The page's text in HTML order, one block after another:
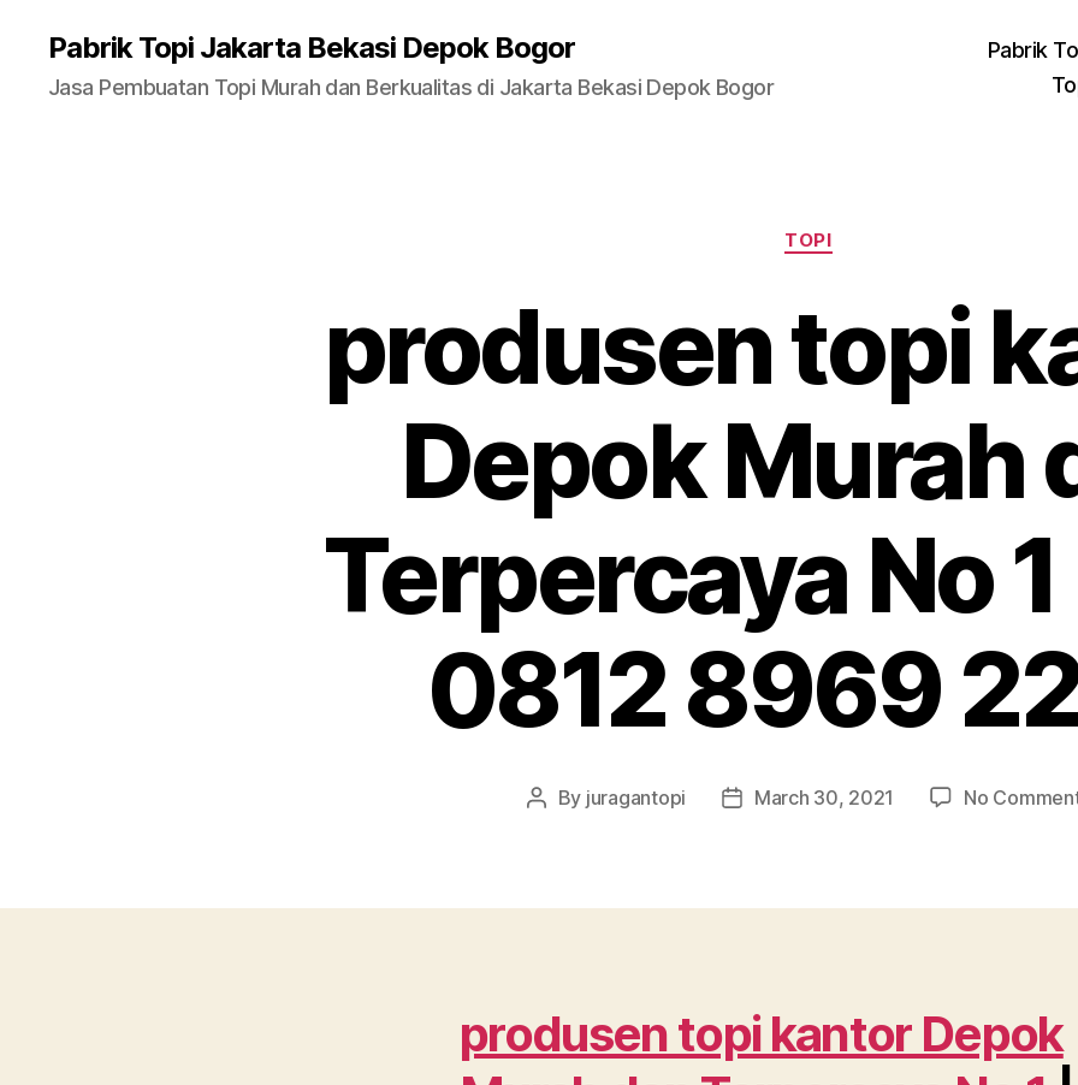
Pabrik Topi Jakarta Bekasi Depok Bogor
Jasa Pembuatan Topi Murah dan Berkualitas di Jakarta Bekasi Depok Bogor
Pabrik
Categories
TOPI
produsen topi
Depok Murah
Terpercaya No
0812 8969
Post
By juragantopi
PostMarch 30, 2021 No
produsen topi kantor Depok